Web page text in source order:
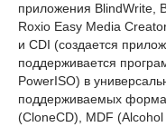
приложения BlindWrite,
Roxio Easy Media
и CDI (создается
поддерживается
PowerISO) в
поддерживаемых
(CloneCD), MDF